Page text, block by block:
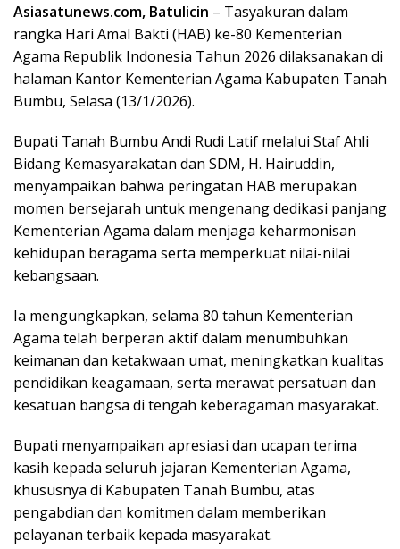
e
b
o
o
k
itt
er
ai
l
at
s
A
p
p
e ar
e
Asiasatunews.com, Batulicin – Tasyakuran dalam
rangka Hari Amal Bakti (HAB) ke-80 Kementerian
Agama Republik Indonesia Tahun 2026 dilaksanakan di
halaman Kantor Kementerian Agama Kabupaten Tanah
Bumbu, Selasa (13/1/2026).
Bupati Tanah Bumbu Andi Rudi Latif melalui Staf Ahli
Bidang Kemasyarakatan dan SDM, H. Hairuddin,
menyampaikan bahwa peringatan HAB merupakan
momen bersejarah untuk mengenang dedikasi panjang
Kementerian Agama dalam menjaga keharmonisan
kehidupan beragama serta memperkuat nilai-nilai
kebangsaan.
Ia mengungkapkan, selama 80 tahun Kementerian
Agama telah berperan aktif dalam menumbuhkan
keimanan dan ketakwaan umat, meningkatkan kualitas
pendidikan keagamaan, serta merawat persatuan dan
kesatuan bangsa di tengah keberagaman masyarakat.
Bupati menyampaikan apresiasi dan ucapan terima
kasih kepada seluruh jajaran Kementerian Agama,
khususnya di Kabupaten Tanah Bumbu, atas
pengabdian dan komitmen dalam memberikan
pelayanan terbaik kepada masyarakat.